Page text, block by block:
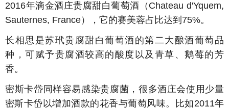
2016年滴金酒庄贵腐甜白葡萄酒（Chateau d'Yquem,
Sauternes, France），它的赛美蓉占比达到75%。
长相思是苏玳贵腐甜白葡萄酒的第二大酿酒葡萄品
种，可赋予贵腐酒较高的酸度以及青草、鹅莓的芳
香。
密斯卡岱同样容易感染贵腐菌，很多酒庄会使用少量
密斯卡岱以增加酒款的花香与葡萄风味。比如2011年